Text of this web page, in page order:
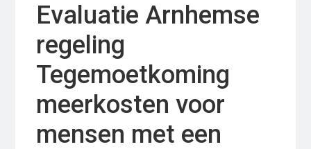
Evaluatie Arnhemse
regeling
Tegemoetkoming
meerkosten voor
mensen met een